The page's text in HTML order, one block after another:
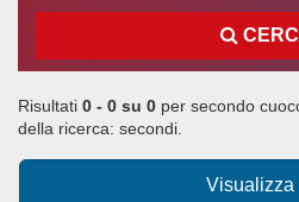
Risultati 0 - 0 su 0 per secondo
della ricerca: secondi.
Visualizza